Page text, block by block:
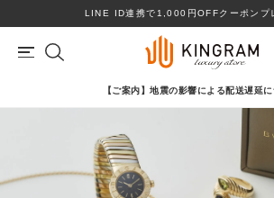
LINE ID連携で1,000円OFFクーポンプ
リングサイズお直し対象 ク
マイページ
【ご案内】地震の影響による配送遅延